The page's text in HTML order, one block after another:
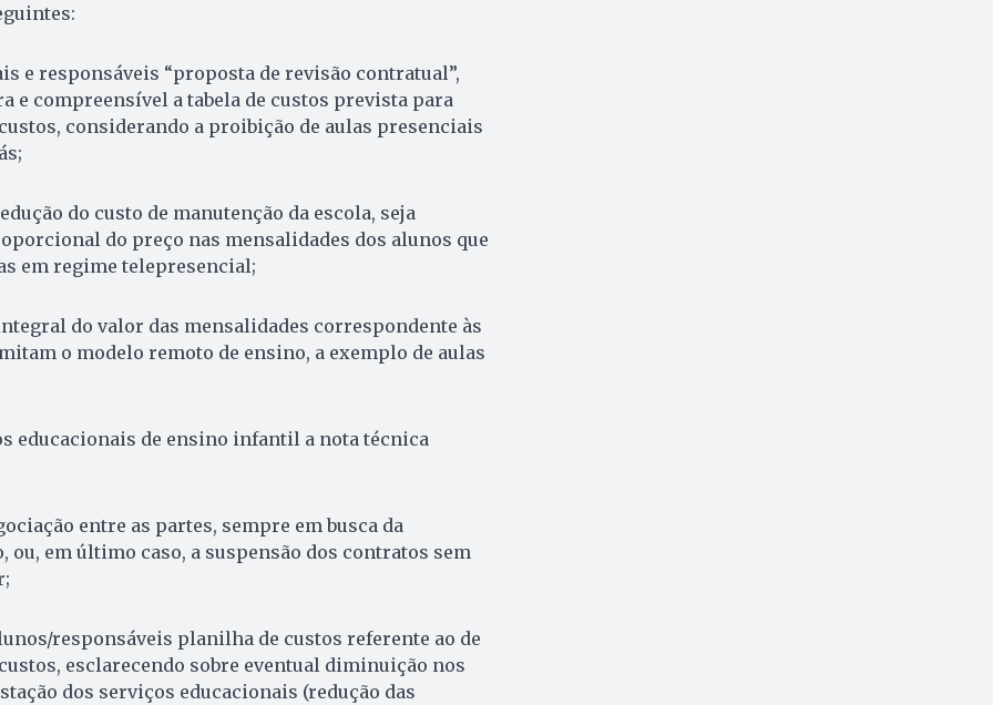
e responsáveis “proposta de revisão contratual”,
e compreensível a tabela de custos prevista para
considerando a proibição de aulas presenciais
do custo de manutenção da escola, seja
do preço nas mensalidades dos alunos que
em regime telepresencial;
do valor das mensalidades correspondente às
o modelo remoto de ensino, a exemplo de aulas
educacionais de ensino infantil a nota técnica
entre as partes, sempre em busca da
ou, em último caso, a suspensão dos contratos sem
responsáveis planilha de custos referente ao de
esclarecendo sobre eventual diminuição nos
dos serviços educacionais (redução das